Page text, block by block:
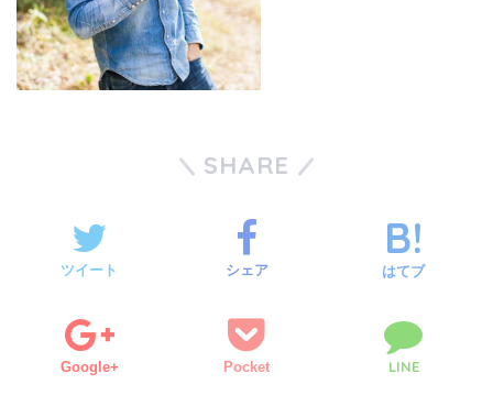
SHARE
ツイート シェア はてブ
Google+ Pocket LINE